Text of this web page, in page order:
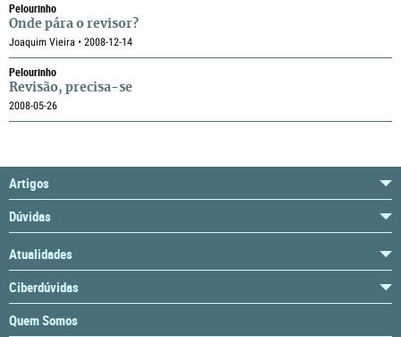
Pelourinho
Onde pára o revisor?
Joaquim Vieira • 2008-12-14
Pelourinho
Revisão, precisa-se
2008-05-26
Artigos
Dúvidas
Atualidades
Ciberdúvidas
Quem Somos